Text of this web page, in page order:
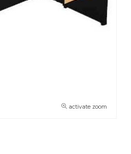
activate zoom